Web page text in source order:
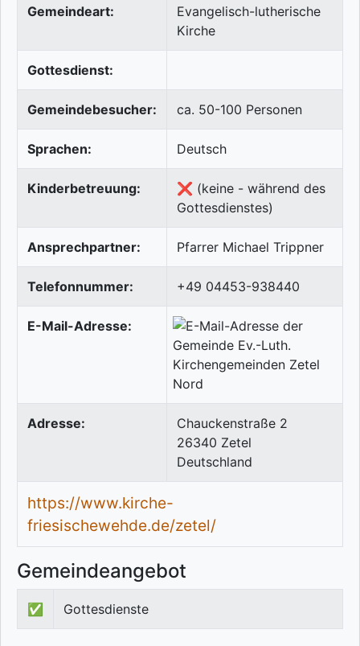
Gemeindeart:
Evangelisch-lutherische
Kirche
Gottesdienst:
Gemeindebesucher: ca. 50-100 Personen
Sprachen: Deutsch
Kinderbetreuung:
❌ (keine - während des
Gottesdienstes)
Ansprechpartner: Pfarrer Michael Trippner
Telefonnummer: +49 04453-938440
E-Mail-Adresse:
Adresse:
Chauckenstraße 2
26340 Zetel
Deutschland
https://www.kirche-
friesischewehde.de/zetel/
Gemeindeangebot
✅ Gottesdienste